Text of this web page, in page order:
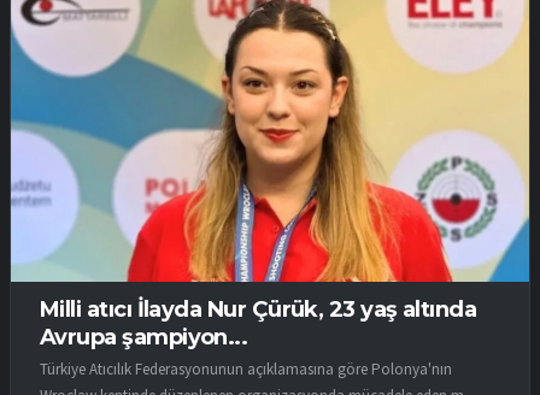
Milli atıcı İlayda Nur Çürük, 23 yaş altında
Avrupa şampiyon...
Türkiye Atıcılık Federasyonunun açıklamasına göre Polonya'nın